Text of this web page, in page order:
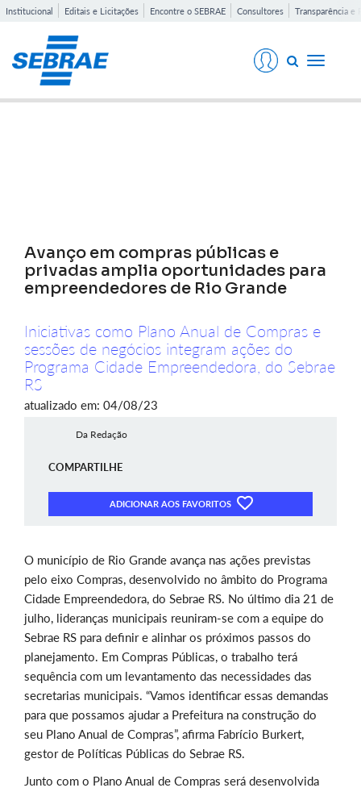
Institucional Editais e Licitações Encontre o SEBRAE Consultores Transparência e
Toggle
Avanço em compras públicas e
privadas amplia oportunidades para
empreendedores de Rio Grande
Iniciativas como Plano Anual de Compras e
sessões de negócios integram ações do
Programa Cidade Empreendedora, do Sebrae
RS
atualizado em: 04/08/23
Da Redação
COMPARTILHE
ADICIONAR AOS FAVORITOS
O município de Rio Grande avança nas ações previstas
pelo eixo Compras, desenvolvido no âmbito do Programa
Cidade Empreendedora, do Sebrae RS. No último dia 21 de
julho, lideranças municipais reuniram-se com a equipe do
Sebrae RS para definir e alinhar os próximos passos do
planejamento. Em Compras Públicas, o trabalho terá
sequência com um levantamento das necessidades das
secretarias municipais. “Vamos identificar essas demandas
para que possamos ajudar a Prefeitura na construção do
seu Plano Anual de Compras”, afirma Fabrício Burkert,
gestor de Políticas Públicas do Sebrae RS.
Junto com o Plano Anual de Compras será desenvolvida